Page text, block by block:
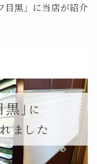
目黒」に当店が紹介